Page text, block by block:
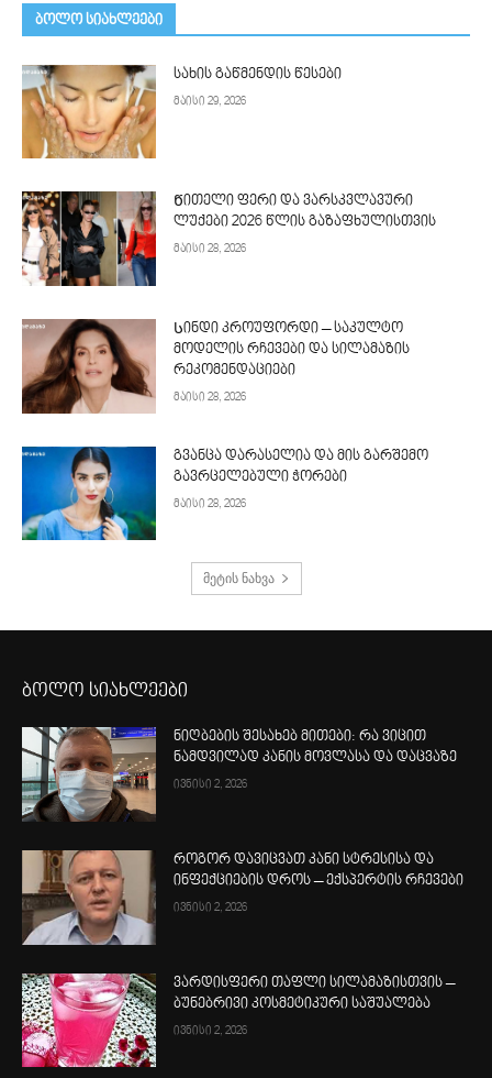
ᲑᲝᲚᲝ ᲡᲘᲐᲮᲚᲔᲔᲑᲘ
სახის გაწმენდის წესები
მაისი 29, 2026
Წითელი ფერი და ვარსკვლავური
ლუქები 2026 წლის გაზაფხულისთვის
მაისი 28, 2026
Სინდი კროუფორდი – საკულტო
მოდელის რჩევები და სილამაზის
რეკომენდაციები
მაისი 28, 2026
გვანცა დარასელია და მის გარშემო
გავრცელებული ჭორები
მაისი 28, 2026
მეტის ნახვა
ბოლო სიახლეები
ნიღბების შესახებ მითები: რა ვიცით
ნამდვილად კანის მოვლასა და დაცვაზე
ივნისი 2, 2026
როგორ დავიცვათ კანი სტრესისა და
ინფექციების დროს – ექსპერტის რჩევები
ივნისი 2, 2026
ვარდისფერი თაფლი სილამაზისთვის –
ბუნებრივი კოსმეტიკური საშუალება
ივნისი 2, 2026